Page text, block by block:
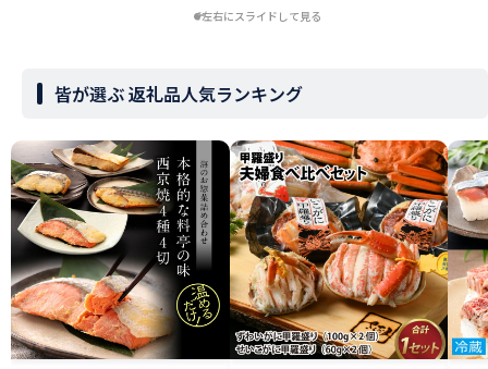
左右にスライドして見る
皆が選ぶ 返礼品人気ランキング